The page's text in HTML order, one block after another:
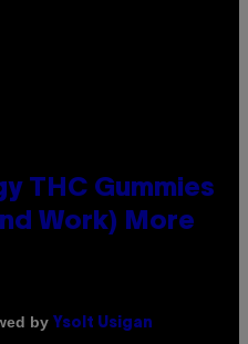
THC Gummies
Work) More
by Ysolt Usigan